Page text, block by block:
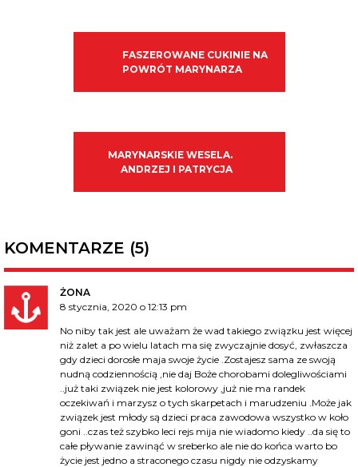
FASZEROWANE CUKINIE NA
POWRÓT MARYNARZA
MARYNARSKIE WESELA.
ANDRZEJ I PATRYCJA
KOMENTARZE (5)
ŻONA
8 stycznia, 2020 o 12:13 pm
No niby tak jest ale uważam że wad takiego związku jest więcej
niż zalet a po wielu latach ma się zwyczajnie dosyć, zwłaszcza
gdy dzieci dorosłe maja swoje życie .Zostajesz sama ze swoją
nudną codziennością ,nie daj Boże chorobami dolegliwościami
..już taki związek nie jest kolorowy ,już nie ma randek
oczekiwań i marzysz o tych skarpetach i marudzeniu .Może jak
związek jest młody są dzieci praca zawodowa wszystko w koło
goni ..czas też szybko leci rejs mija nie wiadomo kiedy ..da się to
całe pływanie zawinąć w sreberko ale nie do końca warto bo
życie jest jedno a straconego czasu nigdy nie odzyskamy